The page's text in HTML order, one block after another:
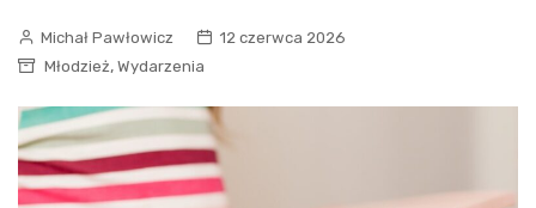
Michał Pawłowicz
12 czerwca 2026
Młodzież, Wydarzenia